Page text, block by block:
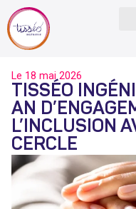
Le 18 mai 2026
TISSÉO
AN
L’INCLUSION
CERCLE